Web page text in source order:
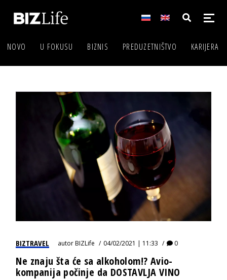
NOVO U FOKUSU BIZNIS PREDUZETNIŠTVO KARIJERA
BIZTRAVEL autorBIZLife 04/02/2021 | 11:33 0
Ne znaju šta će sa alkoholom!? Avio-
kompanija počinje da DOSTAVLJA VINO